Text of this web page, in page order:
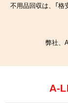
不用品回収は、「格
弊社、
A-